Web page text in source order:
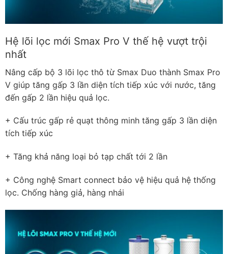
Hệ lõi lọc mới Smax Pro V thế hệ vượt trội
nhất
Nâng cấp bộ 3 lõi lọc thô từ Smax Duo thành Smax Pro
V giúp tăng gấp 3 lần diện tích tiếp xúc với nước, tăng
đến gấp 2 lần hiệu quả lọc.
+ Cấu trúc gấp rẻ quạt thông minh tăng gấp 3 lần diện
tích tiếp xúc
+ Tăng khả năng loại bỏ tạp chất tới 2 lần
+ Công nghệ Smart connect bảo vệ hiệu quả hệ thống
lọc. Chống hàng giả, hàng nhái